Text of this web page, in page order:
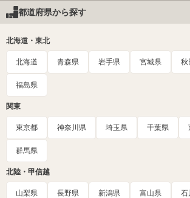
都道府県から探す
北海道・東北
北海道 青森県 岩手県 宮城県 秋
福島県
関東
東京都 神奈川県 埼玉県 千葉県
群馬県
北陸・甲信越
山梨県 長野県 新潟県 富山県 石